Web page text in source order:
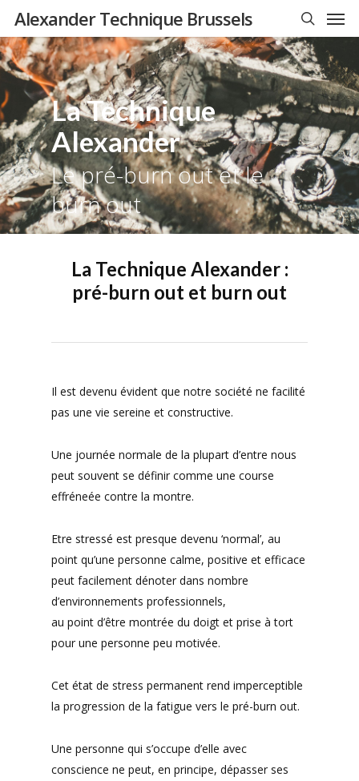
Skip
main
content
Alexander Technique Brussels
search
La Technique
Alexander
Le pré-burn out et le
burn out
La Technique Alexander :
pré-burn out et burn out
Il est devenu évident que notre société ne facilité
pas une vie sereine et constructive.
Une journée normale de la plupart d’entre nous
peut souvent se définir comme une course
effréneée contre la montre.
Etre stressé est presque devenu ‘normal’, au
point qu’une personne calme, positive et efficace
peut facilement dénoter dans nombre
d’environnements professionnels,
au point d’être montrée du doigt et prise à tort
pour une personne peu motivée.
Cet état de stress permanent rend imperceptible
la progression de la fatigue vers le pré-burn out.
Une personne qui s’occupe d’elle avec
conscience ne peut, en principe, dépasser ses